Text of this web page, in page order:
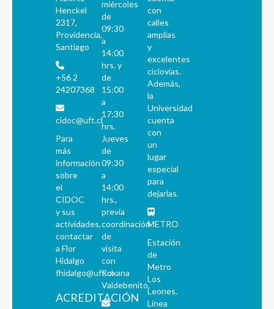
Henckel
2317,
Providencia,
Santiago
+56 2
24207368
cidoc@uft.cl
Para
más
información
sobre
el
CIDOC
y sus
actividades,
contactar
a Flor
Hidalgo
fhidalgo@uft.cl
ACREDITACIÓN
miércoles
de
09:30
a
14:00
hrs. y
de
15:00
a
17:30
hrs.
Jueves
de
09:30
a
14:00
hrs.,
previa
coordinación
de
visita
con
Roxana
Valdebenito.
con
calles
amplias
y
excelentes
ciclovías.
Además,
la
Universidad
cuenta
con
un
lugar
especial
para
dejarlas.
METRO
Estación
de
Metro
Los
Leones.
Línea